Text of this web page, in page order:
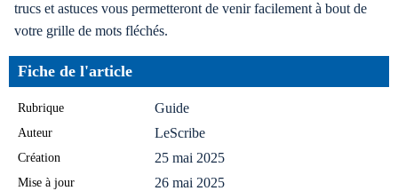
trucs et astuces vous permetteront de venir facilement à bout de
votre grille de mots fléchés.
Fiche de l'article
Rubrique Guide
Auteur LeScribe
Création 25 mai 2025
Mise à jour 26 mai 2025